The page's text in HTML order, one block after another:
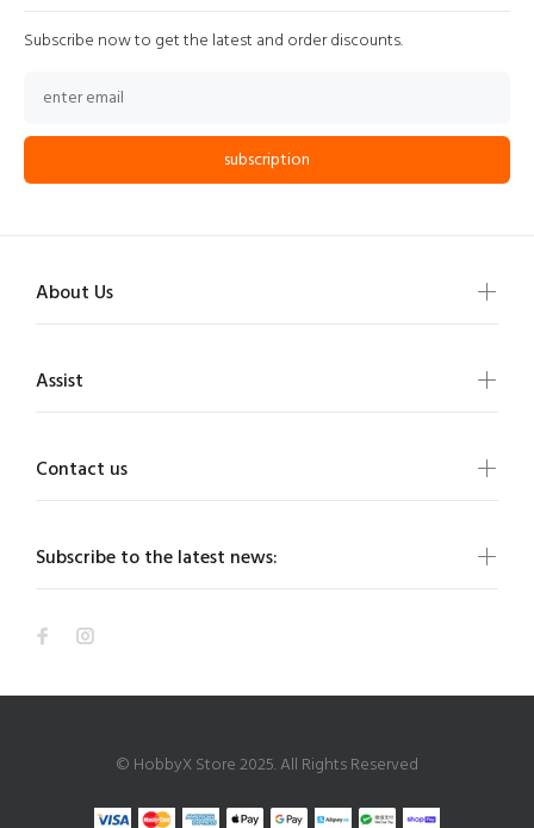
Subscribe now to get the latest and order discounts.
subscription
Subscribe to the latest news:
About Us
Assist
Contact us
© HobbyX Store 2025. All Rights Reserved